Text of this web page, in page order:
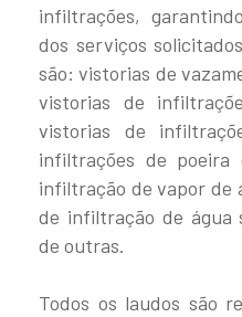
infiltrações,
dos serviços
são: vistorias de
vistorias de
vistorias de
infiltrações de poeira
infiltração de vapor de
de infiltração de água
de outras.
Todos os laudos são